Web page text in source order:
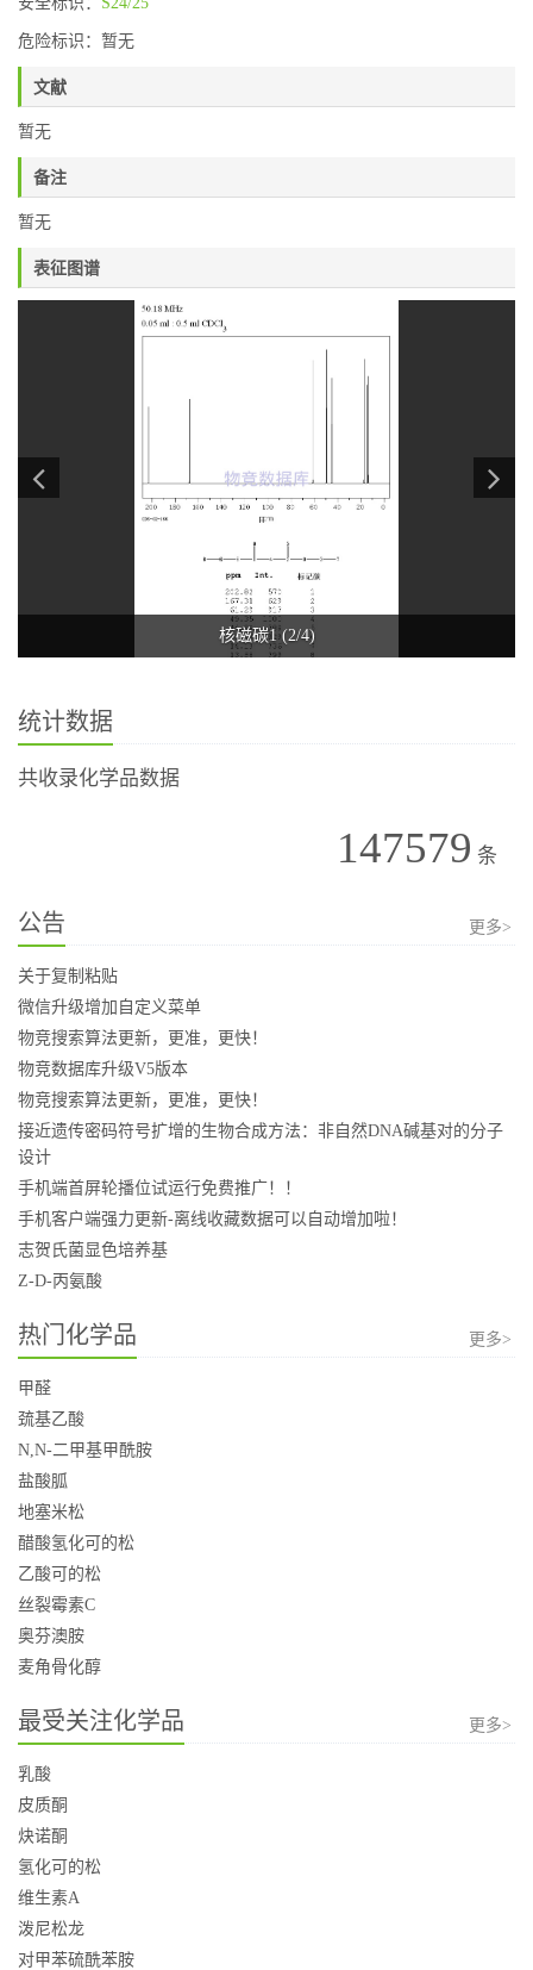
危险标识：暂无
文献
暂无
备注
暂无
表征图谱
核磁碳1 (2/4)
统计数据
共收录化学品数据
147579 条
公告 更多>
关于复制粘贴
微信升级增加自定义菜单
物竞搜索算法更新，更准，更快！
物竞数据库升级V5版本
物竞搜索算法更新，更准，更快！
接近遗传密码符号扩增的生物合成方法：非自然DNA碱基对的分子
设计
手机端首屏轮播位试运行免费推广！！
手机客户端强力更新-离线收藏数据可以自动增加啦！
志贺氏菌显色培养基
Z-D-丙氨酸
热门化学品 更多>
甲醛
巯基乙酸
N,N-二甲基甲酰胺
盐酸胍
地塞米松
醋酸氢化可的松
乙酸可的松
丝裂霉素C
奥芬澳胺
麦角骨化醇
最受关注化学品 更多>
乳酸
皮质酮
炔诺酮
氢化可的松
维生素A
泼尼松龙
对甲苯硫酰苯胺